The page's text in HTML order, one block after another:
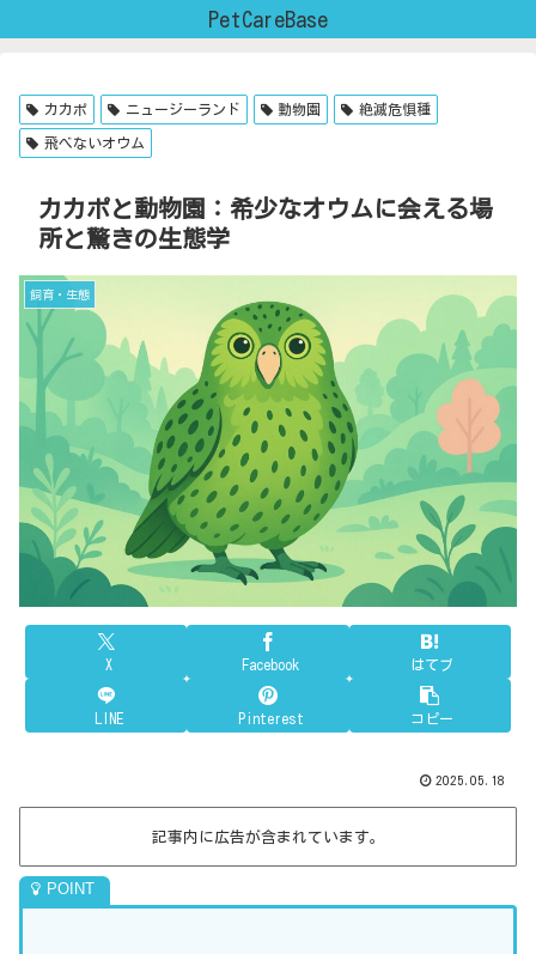
PetCareBase
カカポ ニュージーランド 動物園 絶滅危惧種
飛べないオウム
カカポと動物園：希少なオウムに会える場
所と驚きの生態学
飼育・生態
X Facebook はてブ
LINE Pinterest コピー
2025.05.18
記事内に広告が含まれています。